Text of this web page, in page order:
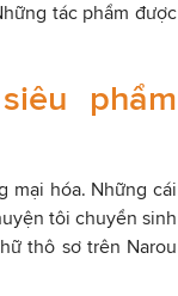
tác phẩm được
phẩm
mại hóa. Những cái
tôi chuyển sinh
thô sơ trên Narou